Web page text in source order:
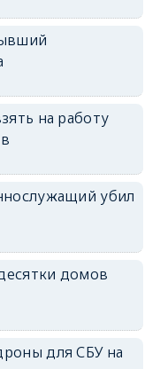
на работу
убил
домов
для СБУ на